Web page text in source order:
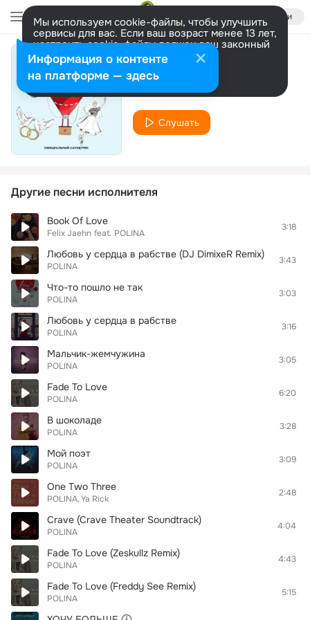
Войти
Мы используем cookie-файлы, чтобы улучшить
сервисы для вас. Если ваш возраст менее 13 лет,
настроить cookie-файлы должен ваш законный
представитель. Больше информации
Разрешить все Настроить
Личное качество
POLINA
Слушать
Другие песни исполнителя
Book Of Love
Felix Jaehn feat. POLINA
3:18
Любовь у сердца в рабстве (DJ DimixeR Remix)
POLINA
3:43
Что-то пошло не так
POLINA
3:03
Любовь у сердца в рабстве
POLINA
3:16
Мальчик-жемчужина
POLINA
3:05
Fade To Love
POLINA
6:20
В шоколаде
POLINA
3:28
Мой поэт
POLINA
3:09
One Two Three
POLINA Ya Rick
2:48
Crave (Crave Theater Soundtrack)
POLINA
4:04
Fade To Love (Zeskullz Remix)
POLINA
4:43
Fade To Love (Freddy See Remix)
POLINA
5:15
Информация о контенте
на платформе — здесь